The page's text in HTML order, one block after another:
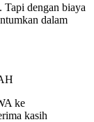
dengan biaya
dalam
ke
kasih